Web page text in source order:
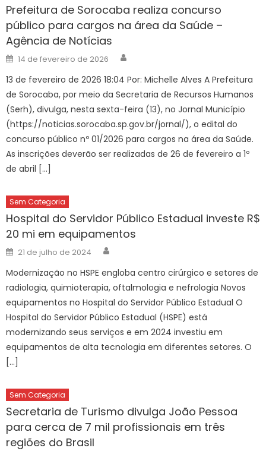
Prefeitura de Sorocaba realiza concurso
público para cargos na área da Saúde –
Agência de Notícias
Posted
on
14 de fevereiro de 2026
13 de fevereiro de 2026 18:04 Por: Michelle Alves A Prefeitura
de Sorocaba, por meio da Secretaria de Recursos Humanos
(Serh), divulga, nesta sexta-feira (13), no Jornal Município
(https://noticias.sorocaba.sp.gov.br/jornal/), o edital do
concurso público nº 01/2026 para cargos na área da Saúde.
As inscrições deverão ser realizadas de 26 de fevereiro a 1º
de abril […]
Sem Categoria
Hospital do Servidor Público Estadual investe R$
20 mi em equipamentos
Posted
on
21 de julho de 2024
Modernização no HSPE engloba centro cirúrgico e setores de
radiologia, quimioterapia, oftalmologia e nefrologia Novos
equipamentos no Hospital do Servidor Público Estadual O
Hospital do Servidor Público Estadual (HSPE) está
modernizando seus serviços e em 2024 investiu em
equipamentos de alta tecnologia em diferentes setores. O
[…]
Sem Categoria
Secretaria de Turismo divulga João Pessoa
para cerca de 7 mil profissionais em três
regiões do Brasil